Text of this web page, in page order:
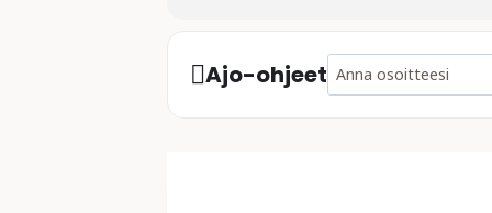
Ajo-ohjeet Address - Mixtuura -